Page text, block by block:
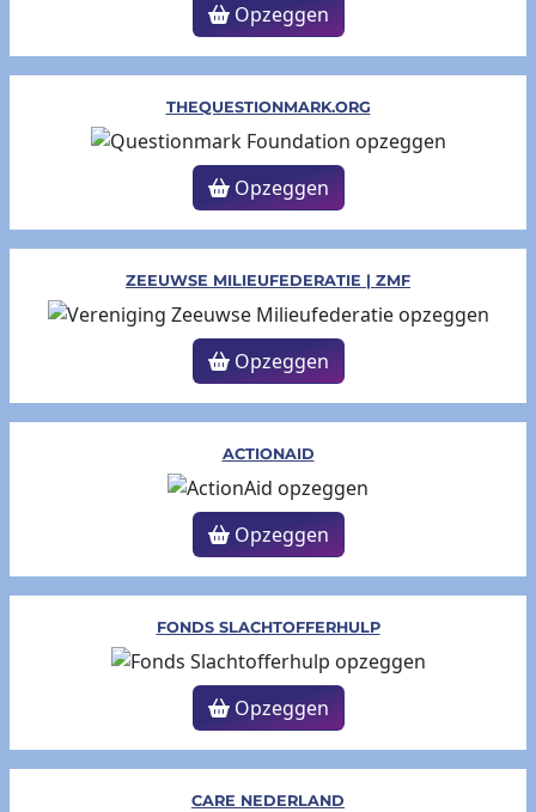
Opzeggen
THEQUESTIONMARK.ORG
Opzeggen
ZEEUWSE MILIEUFEDERATIE | ZMF
Opzeggen
ACTIONAID
Opzeggen
FONDS SLACHTOFFERHULP
Opzeggen
CARE NEDERLAND